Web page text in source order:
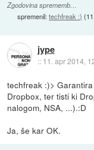
Zgodovina sprememb…
spremenil:techfreak :) (
jype
:: 11. apr 2014,
techfreak :)>
Dropbox, ter tisti ki
nalogom, NSA, ...).:D
Ja, še kar OK.